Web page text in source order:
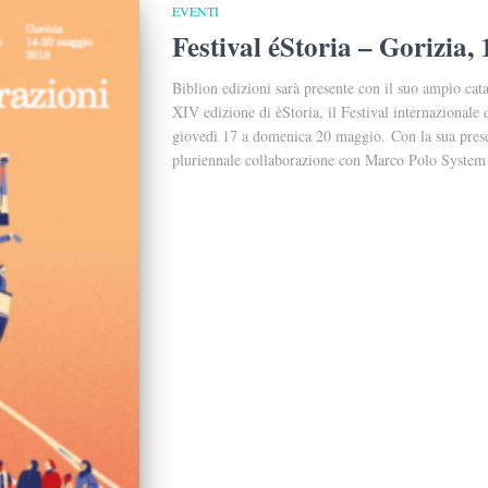
EVENTI
Festival éStoria – Gorizia,
Biblion edizioni sarà presente con il suo ampio
XIV edizione di èStoria, il Festival internazionale
giovedì 17 a domenica 20 maggio. Con la sua
pluriennale collaborazione con Marco Polo